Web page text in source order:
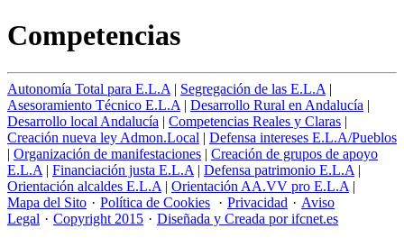
Competencias
Autonomía Total para E.L.A | Segregación de las E.L.A |
Asesoramiento Técnico E.L.A | Desarrollo Rural en Andalucía |
Desarrollo local Andalucía | Competencias Reales y Claras |
Creación nueva ley Admon.Local | Defensa intereses E.L.A/Pueblos
| Organización de manifestaciones | Creación de grupos de apoyo
E.L.A | Financiación justa E.L.A | Defensa patrimonio E.L.A |
Orientación alcaldes E.L.A | Orientación AA.VV pro E.L.A |
Mapa del Sito · Política de Cookies · Privacidad · Aviso
Legal · Copyright 2015 · Diseñada y Creada por ifcnet.es